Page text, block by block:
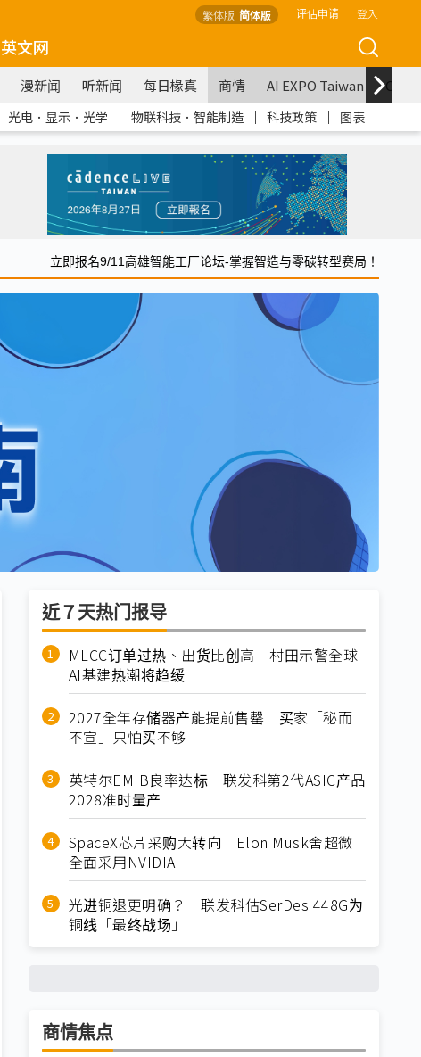
繁体版 简体版 评估申请 登入
英文网
漫新闻 听新闻 每日椽真 商情 AI EXPO Taiwan
光电．显示．光学 ｜ 物联科技．智能制造 ｜ 科技政策 ｜ 图表
立即报名9/11高雄智能工厂论坛-掌握智造与零碳转型赛局！
近７天热门报导
MLCC订单过热、出货比创高 村田示警全球
AI基建热潮将趋缓
2027全年存储器产能提前售罄 买家「秘而
不宣」只怕买不够
英特尔EMIB良率达标 联发科第2代ASIC产品
2028准时量产
SpaceX芯片采购大转向 Elon Musk舍超微
全面采用NVIDIA
光进铜退更明确？ 联发科估SerDes 448G为
铜线「最终战场」
商情焦点